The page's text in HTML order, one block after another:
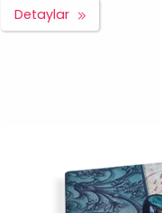
Detaylar